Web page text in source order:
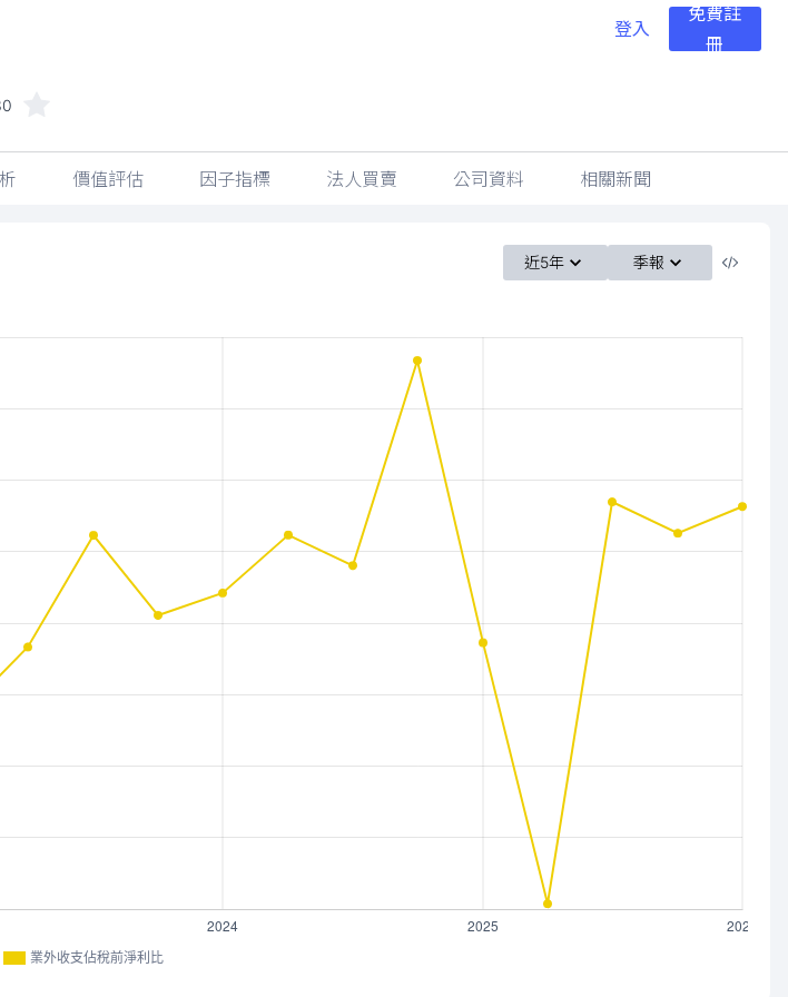
登入
免費註
冊
價值評估 因子指標 法人買賣 公司資料 相關新聞
近5年 季報
業外收支佔稅前淨利比